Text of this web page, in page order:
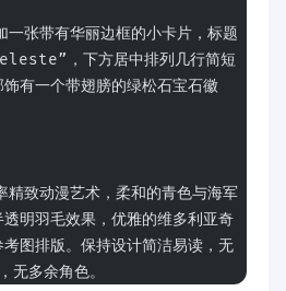
一张带有华丽边框的小卡片，标题
，下方居中排列几行简短
饰有一个带翅膀的绿松石宝石徽
精致动漫艺术，柔和的青色与海军
明羽毛效果，优雅的维多利亚奇
图排版。保持设计简洁易读，无
多余角色。